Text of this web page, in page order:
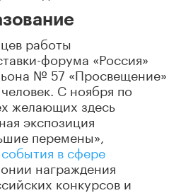
работы
форума «Россия»
№ 57 «Просвещение»
С ноября по
желающих здесь
экспозиция
перемены»,
в сфере
награждения
конкурсов и